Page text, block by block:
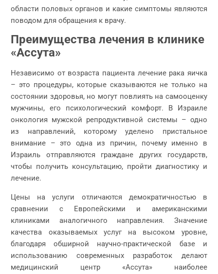
области половых органов и какие симптомы являются
поводом для обращения к врачу.
Преимущества лечения в клинике
«Ассута»
Независимо от возраста пациента лечение рака яичка
– это процедуры, которые сказываются не только на
состоянии здоровья, но могут повлиять на самооценку
мужчины, его психологический комфорт. В Израиле
онкология мужской репродуктивной системы – одно
из направлений, которому уделено пристальное
внимание – это одна из причин, почему именно в
Израиль отправляются граждане других государств,
чтобы получить консультацию, пройти диагностику и
лечение.
Цены на услуги отличаются демократичностью в
сравнении с Европейскими и американскими
клиниками аналогичного направления. Значение
качества оказываемых услуг на высоком уровне,
благодаря обширной научно-практической базе и
использованию современных разработок делают
медицинский центр «Ассута» наиболее